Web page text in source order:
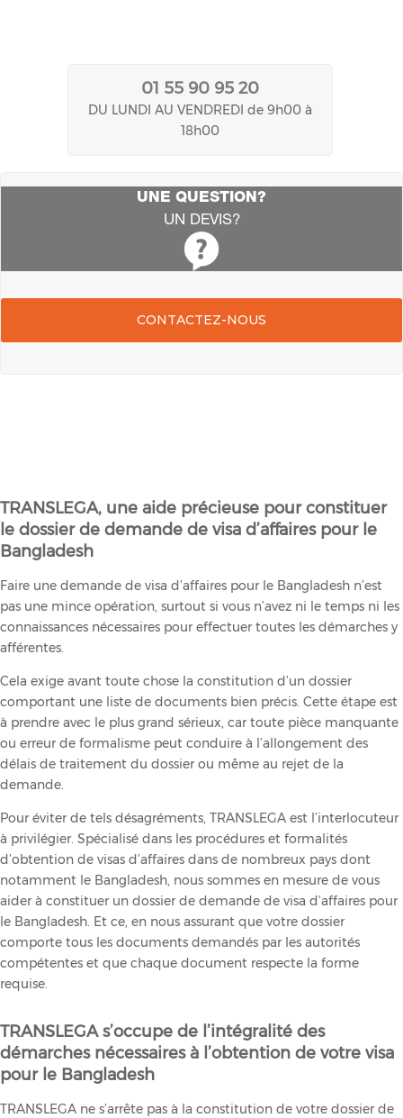
01 55 90 95 20
DU LUNDI AU VENDREDI de 9h00 à
18h00
UNE QUESTION?
UN DEVIS?
CONTACTEZ-NOUS
TRANSLEGA, une aide précieuse pour constituer
le dossier de demande de visa d’affaires pour le
Bangladesh
Faire une demande de visa d’affaires pour le Bangladesh n’est
pas une mince opération, surtout si vous n’avez ni le temps ni les
connaissances nécessaires pour effectuer toutes les démarches y
afférentes.
Cela exige avant toute chose la constitution d’un dossier
comportant une liste de documents bien précis. Cette étape est
à prendre avec le plus grand sérieux, car toute pièce manquante
ou erreur de formalisme peut conduire à l’allongement des
délais de traitement du dossier ou même au rejet de la
demande.
Pour éviter de tels désagréments, TRANSLEGA est l’interlocuteur
à privilégier. Spécialisé dans les procédures et formalités
d’obtention de visas d’affaires dans de nombreux pays dont
notamment le Bangladesh, nous sommes en mesure de vous
aider à constituer un dossier de demande de visa d’affaires pour
le Bangladesh. Et ce, en nous assurant que votre dossier
comporte tous les documents demandés par les autorités
compétentes et que chaque document respecte la forme
requise.
TRANSLEGA s’occupe de l’intégralité des
démarches nécessaires à l’obtention de votre visa
pour le Bangladesh
TRANSLEGA ne s’arrête pas à la constitution de votre dossier de